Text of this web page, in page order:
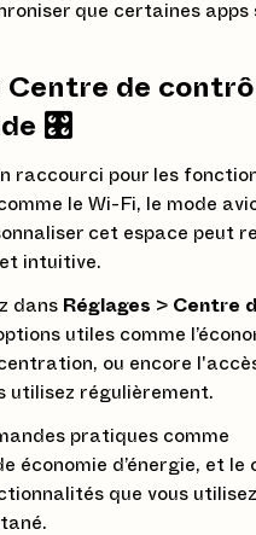
que certaines apps
Centre de
🎛️
raccourci pour les
le Wi-Fi, le mode
cet espace peut
intuitive.
dans Réglages > Centre
utiles comme
ou encore
utilisez régulièrement.
pratiques comme
économie d’énergie, et le
que vous